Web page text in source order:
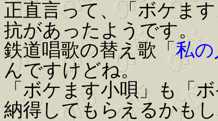
正直言って、「ボケま
抗があったようです。
鉄道唱歌の替え歌「私
んですけどね。
「ボケます小唄」も「
納得してもらえるかも